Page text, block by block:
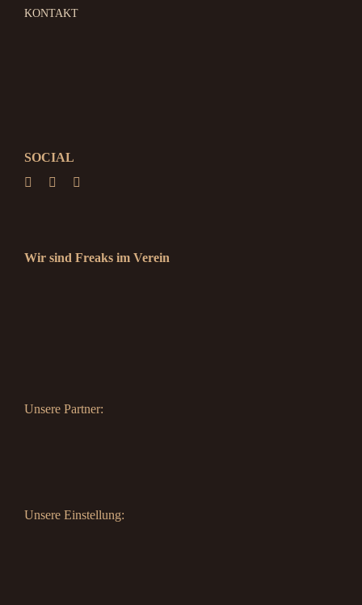
KONTAKT
SOCIAL
Wir sind Freaks im Verein
Unsere Partner:
Unsere Einstellung: